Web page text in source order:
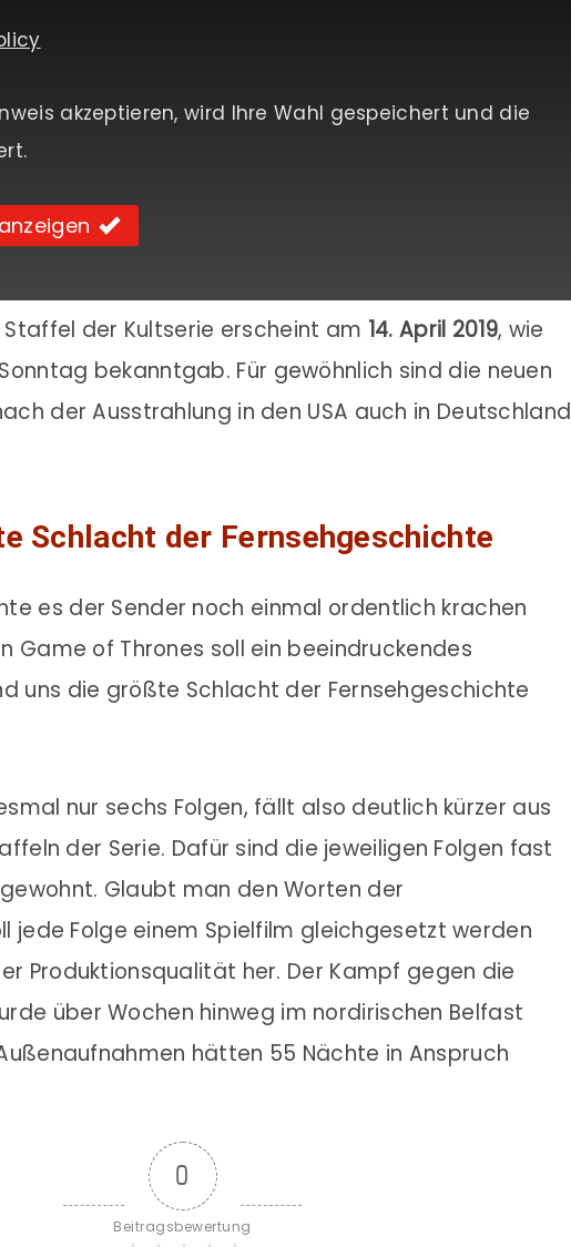
akzeptieren, wird Ihre Wahl gespeichert und die
der Kultserie erscheint am 14. April 2019, wie
bekanntgab. Für gewöhnlich sind die neuen
der Ausstrahlung in den USA auch in Deutschland
Schlacht der Fernsehgeschichte
es der Sender noch einmal ordentlich krachen
Game of Thrones soll ein beeindruckendes
uns die größte Schlacht der Fernsehgeschichte
nur sechs Folgen, fällt also deutlich kürzer aus
der Serie. Dafür sind die jeweiligen Folgen fast
Glaubt man den Worten der
jede Folge einem Spielfilm gleichgesetzt werden
Produktionsqualität her. Der Kampf gegen die
über Wochen hinweg im nordirischen Belfast
hätten 55 Nächte in Anspruch
0
Beitragsbewertung